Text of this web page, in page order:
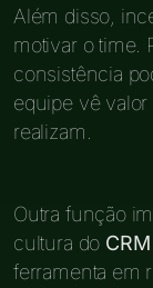
Além disso,
motivar o time.
consistência
equipe vê
realizam.
Outra função
cultura do CRM
ferramenta em